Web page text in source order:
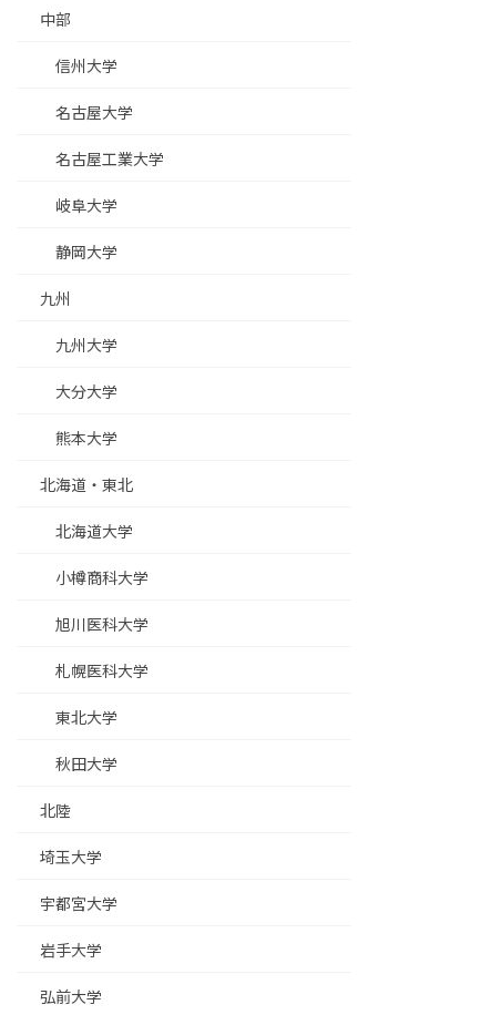
中部
信州大学
名古屋大学
名古屋工業大学
岐阜大学
静岡大学
九州
九州大学
大分大学
熊本大学
北海道・東北
北海道大学
小樽商科大学
旭川医科大学
札幌医科大学
東北大学
秋田大学
北陸
埼玉大学
宇都宮大学
岩手大学
弘前大学